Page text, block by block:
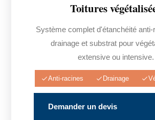
Toitures
Système complet d'étanchéité
drainage et substrat pour
extensive ou intensive.
Anti-racines Drainage
Demander un devis